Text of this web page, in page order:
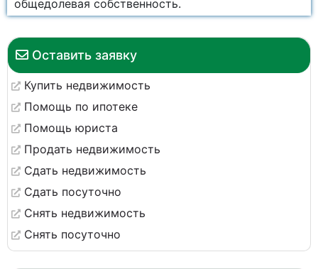
Оставить заявку
Купить недвижимость
Помощь по ипотеке
Помощь юриста
Продать недвижимость
Сдать недвижимость
Сдать посуточно
Снять недвижимость
Снять посуточно
общедолевая собственность.